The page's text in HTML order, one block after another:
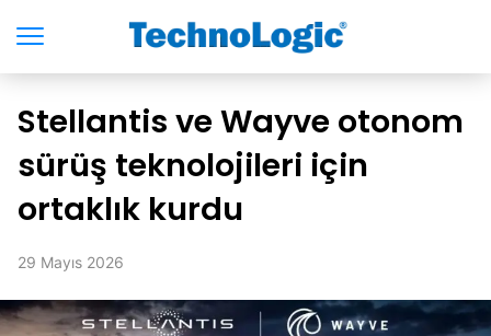
Stellantis ve Wayve otonom
sürüş teknolojileri için
ortaklık kurdu
29 Mayıs 2026